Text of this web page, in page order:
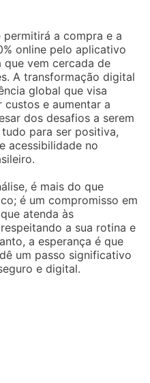
a compra e a
online pelo aplicativo
que vem cercada de
A transformação digital
global que visa
custos e aumentar a
dos desafios a serem
para ser positiva,
acessibilidade no
é mais do que
é um compromisso em
atenda às
a sua rotina e
a esperança é que
um passo significativo
e digital.